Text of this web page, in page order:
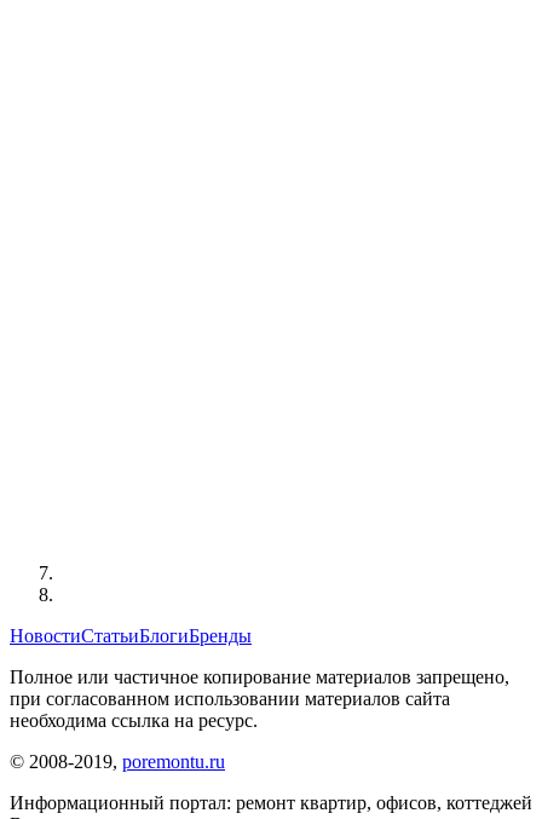
НовостиСтатьиБлогиБренды
Полное или частичное копирование материалов запрещено,
при согласованном использовании материалов сайта
необходима ссылка на ресурс.
© 2008-2019, poremontu.ru
Информационный портал: ремонт квартир, офисов, коттеджей